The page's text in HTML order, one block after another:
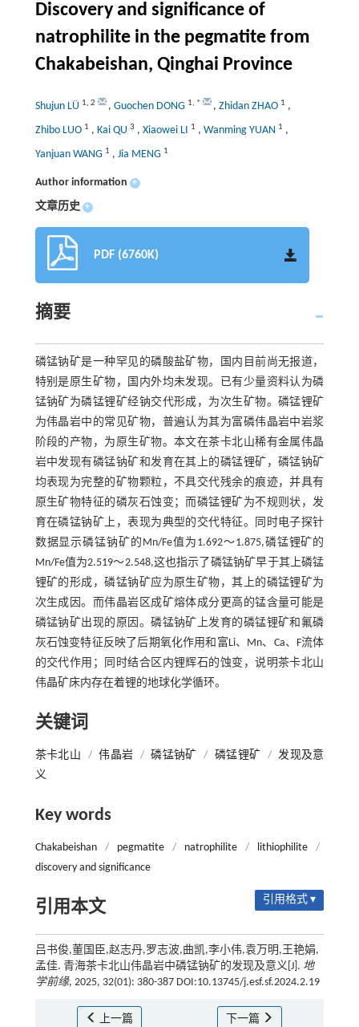
Discovery and significance of
natrophilite in the pegmatite from
Chakabeishan, Qinghai Province
Shujun LÜ 1, 2 , Guochen DONG 1, * , Zhidan ZHAO 1 ,
Zhibo LUO 1 , Kai QU 3 , Xiaowei LI 1 , Wanming YUAN 1 ,
Yanjuan WANG 1 , Jia MENG 1
Author information +
文章历史 +
PDF (6760K)
摘要
磷锰钠矿是一种罕见的磷酸盐矿物，国内目前尚无报道，
特别是原生矿物，国内外均未发现。已有少量资料认为磷
锰钠矿为磷锰锂矿经钠交代形成，为次生矿物。磷锰锂矿
为伟晶岩中的常见矿物，普遍认为其为富磷伟晶岩中岩浆
阶段的产物，为原生矿物。本文在茶卡北山稀有金属伟晶
岩中发现有磷锰钠矿和发育在其上的磷锰锂矿，磷锰钠矿
均表现为完整的矿物颗粒，不具交代残余的痕迹，并具有
原生矿物特征的磷灰石蚀变；而磷锰锂矿为不规则状，发
育在磷锰钠矿上，表现为典型的交代特征。同时电子探针
数据显示磷锰钠矿的Mn/Fe值为1.692～1.875,磷锰锂矿的
Mn/Fe值为2.519～2.548,这也指示了磷锰钠矿早于其上磷锰
锂矿的形成，磷锰钠矿应为原生矿物，其上的磷锰锂矿为
次生成因。而伟晶岩区成矿熔体成分更高的锰含量可能是
磷锰钠矿出现的原因。磷锰钠矿上发育的磷锰锂矿和氟磷
灰石蚀变特征反映了后期氧化作用和富Li、Mn、Ca、F流体
的交代作用；同时结合区内锂辉石的蚀变，说明茶卡北山
伟晶矿床内存在着锂的地球化学循环。
关键词
茶卡北山 / 伟晶岩 / 磷锰钠矿 / 磷锰锂矿 / 发现及意
义
Key words
Chakabeishan / pegmatite / natrophilite / lithiophilite
/
discovery and significance
引用本文 引用格式 ▾
吕书俊,董国臣,赵志丹,罗志波,曲凯,李小伟,袁万明,王艳娟,
孟佳. 青海茶卡北山伟晶岩中磷锰钠矿的发现及意义[J]. 地
学前缘, 2025, 32(01): 380-387 DOI:10.13745/j.esf.sf.2024.2.19
上一篇 下一篇